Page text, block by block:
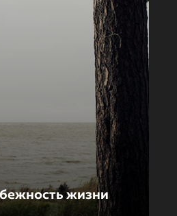
жизни